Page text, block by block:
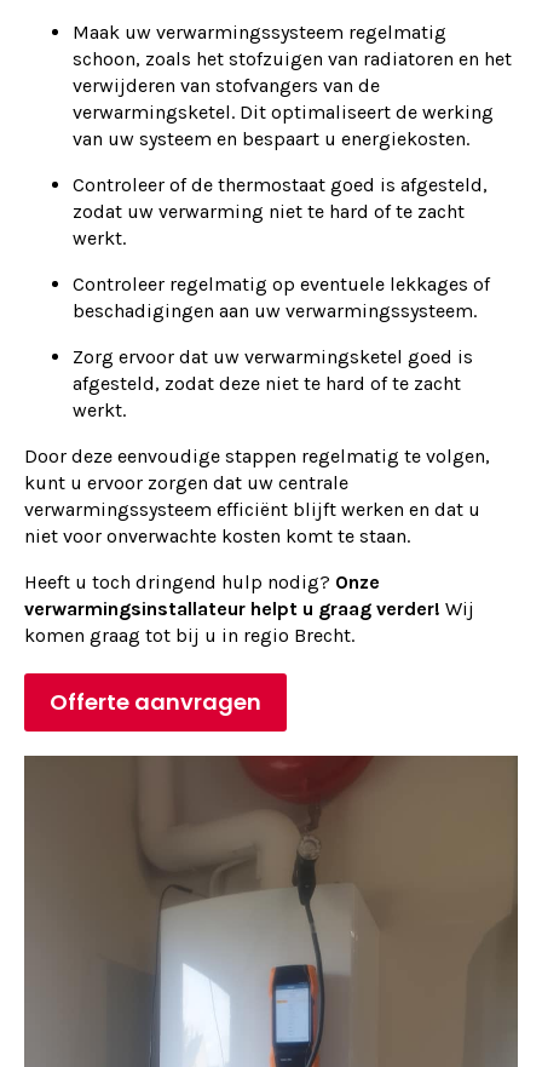
Maak uw verwarmingssysteem regelmatig
schoon, zoals het stofzuigen van radiatoren en het
verwijderen van stofvangers van de
verwarmingsketel. Dit optimaliseert de werking
van uw systeem en bespaart u energiekosten.
Controleer of de thermostaat goed is afgesteld,
zodat uw verwarming niet te hard of te zacht
werkt.
Controleer regelmatig op eventuele lekkages of
beschadigingen aan uw verwarmingssysteem.
Zorg ervoor dat uw verwarmingsketel goed is
afgesteld, zodat deze niet te hard of te zacht
werkt.
Door deze eenvoudige stappen regelmatig te volgen,
kunt u ervoor zorgen dat uw centrale
verwarmingssysteem efficiënt blijft werken en dat u
niet voor onverwachte kosten komt te staan.
Heeft u toch dringend hulp nodig? Onze
verwarmingsinstallateur helpt u graag verder! Wij
komen graag tot bij u in regio Brecht.
Offerte aanvragen